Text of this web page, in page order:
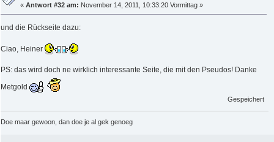
«Antwort #32 am: November 14, 2011, 10:33:20 Vormittag »
und die Rückseite dazu:
Ciao, Heiner
PS: das wird doch ne wirklich interessante Seite, die mit den Pseudos! Danke
Metgold
Gespeichert
Doe maar gewoon, dan doe je al gek genoeg